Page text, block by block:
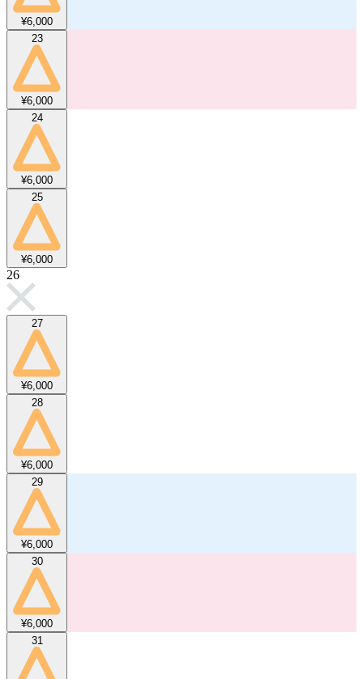
¥6,000
23
¥6,000
24
¥6,000
25
¥6,000
26
27
¥6,000
28
¥6,000
29
¥6,000
30
¥6,000
31